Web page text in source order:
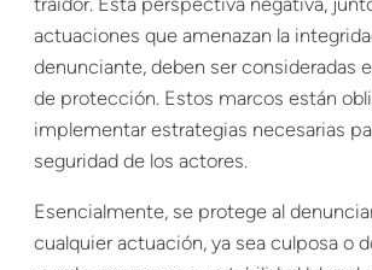
actuaciones que amenazan la
denunciante, deben ser consideradas
de protección. Estos marcos están
implementar estrategias necesarias
seguridad de los actores.
Esencialmente, se protege al
cualquier actuación, ya sea culposa o